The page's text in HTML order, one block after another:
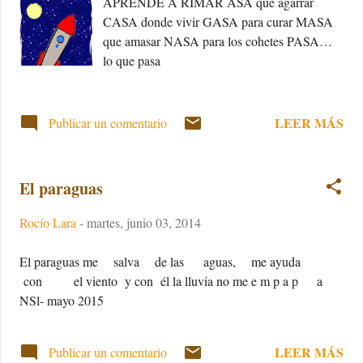
"Fringao" – La lógica relación entre un “friky”
que, además, es un “pringao”. "Calvo como
una bola de brillar" – Si las calvas brillan, las
bolas han de ser también de las que brillan.
"Planta comiente"- ¿Qué hace una planta
CASA donde vivir GASA para curar MASA
que amasar NASA para los cohetes PASA…
lo que pasa
Publicar un comentario LEER MÁS
El paraguas
Rocío Lara -martes, junio 03, 2014
El paraguas me salva de las aguas, me ayuda
con el viento y con él la lluvia no me e m p a p a
NSl- mayo 2015
Publicar un comentario LEER MÁS